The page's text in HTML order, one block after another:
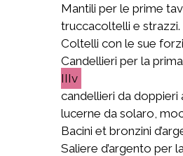
Mantili per le prime
truccacoltelli e strazzi.
Coltelli con le sue
Candellieri per la
IIIv
candellieri da doppieri
lucerne da solaro,
Bacini et bronzini
Saliere d’argento per